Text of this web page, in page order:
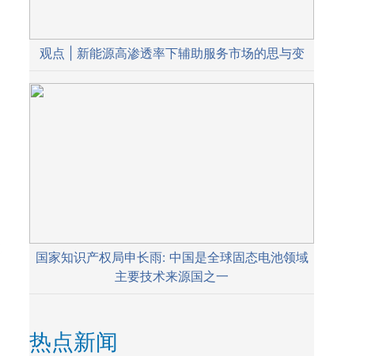
观点 | 新能源高渗透率下辅助服务市场的思与变
国家知识产权局申长雨: 中国是全球固态电池领域
主要技术来源国之一
热点新闻